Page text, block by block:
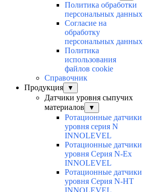
Политика обработки
персональных данных
Согласие на
обработку
персональных данных
Политика
использования
файлов cookie
Справочник
Продукция
▼
Датчики уровня сыпучих
материалов
▼
Ротационные датчики
уровня серия N
INNOLEVEL
Ротационные датчики
уровня Серия N-Ex
INNOLEVEL
Ротационные датчики
уровня Серия N-HT